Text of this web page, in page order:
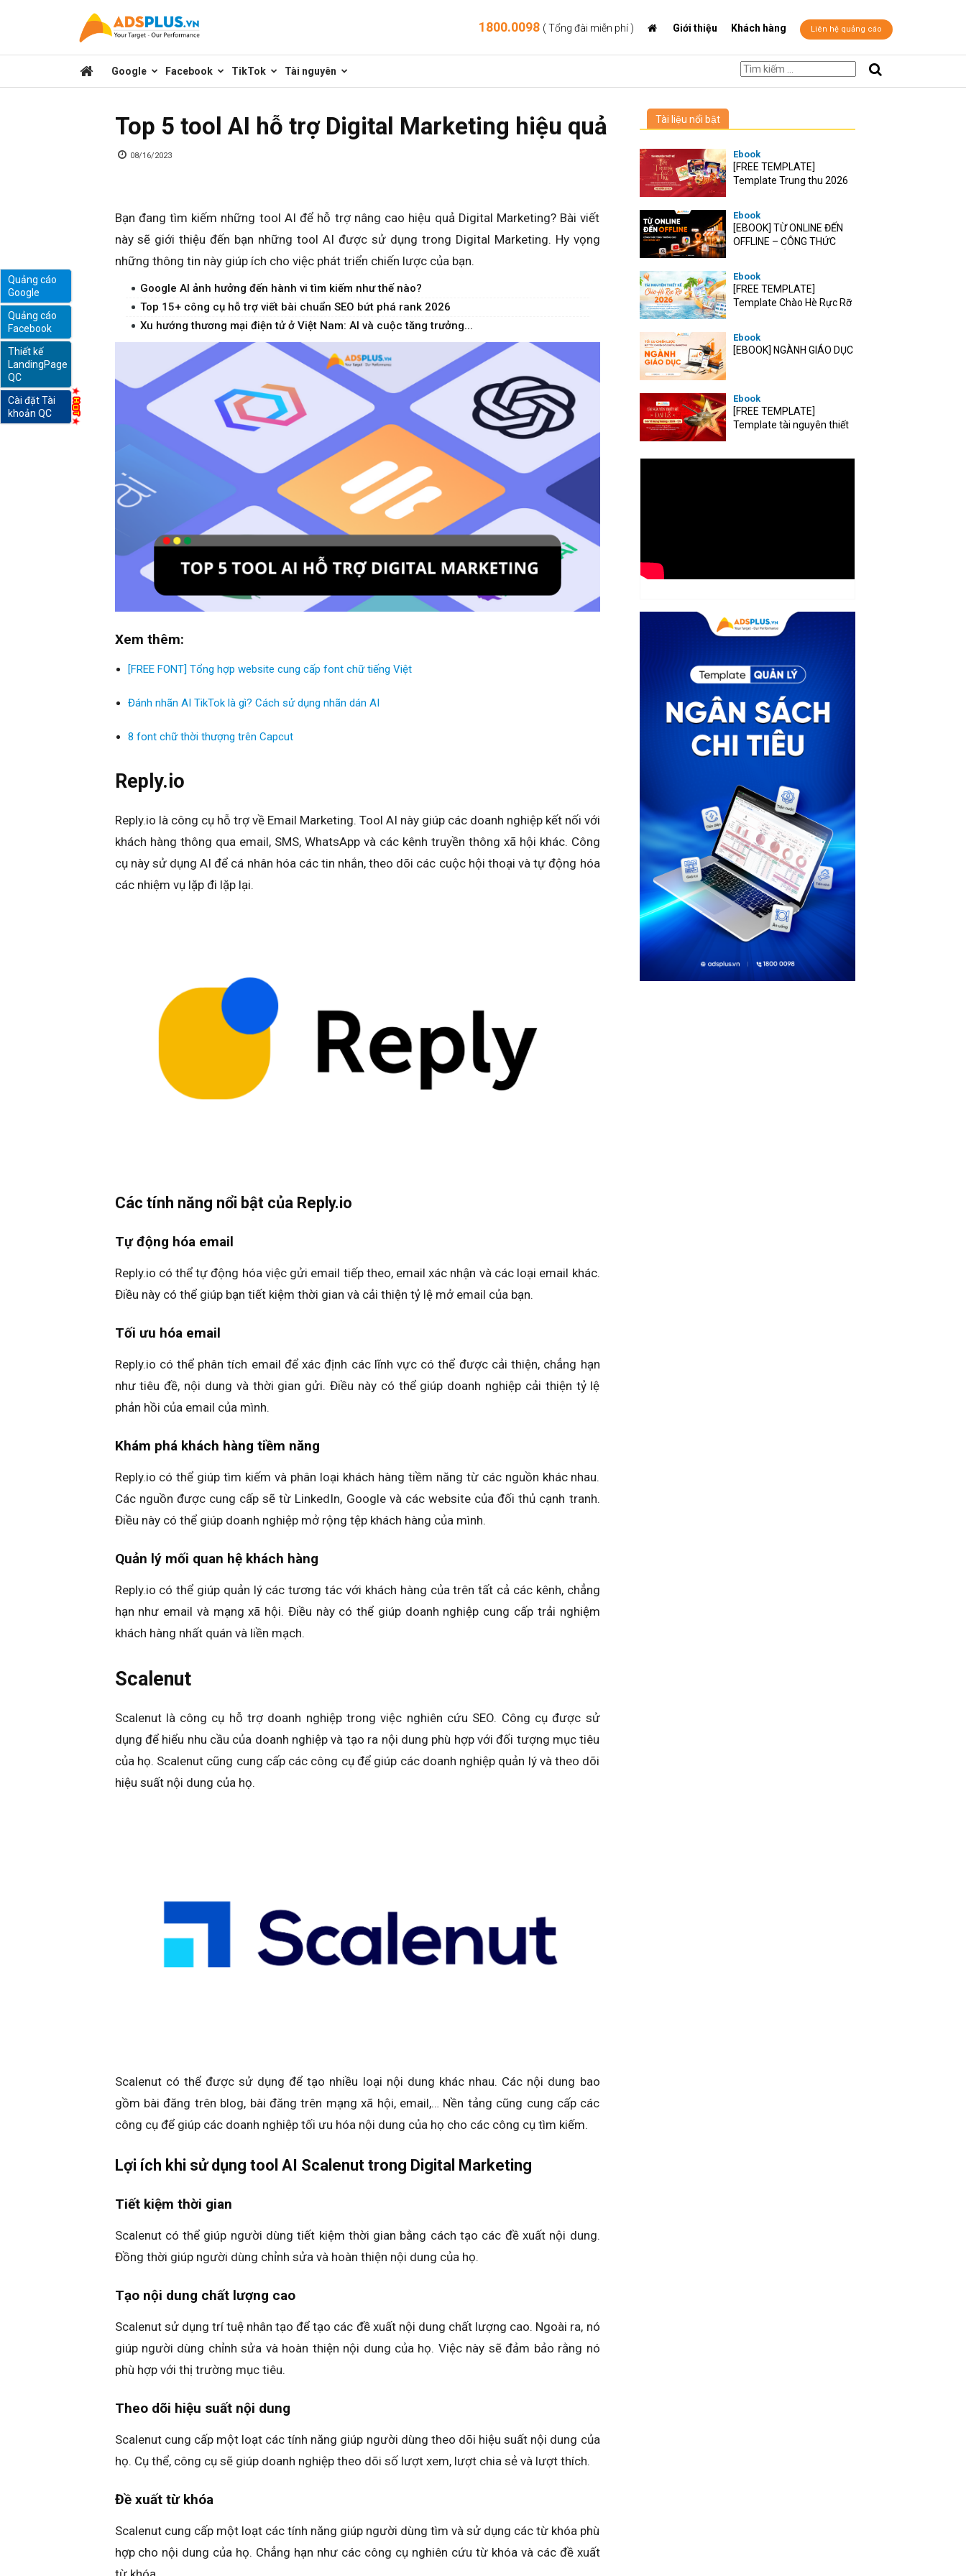
sẻ
thức
marketing
online
1800.0098 ( Tổng đài miễn phí ) Giới thiệu Khách hàng Liên hệ quảng cáo
Google Facebook TikTok Tài nguyên
Top 5 tool AI hỗ trợ Digital Marketing hiệu quả
08/16/2023
Bạn đang tìm kiếm những tool AI để hỗ trợ nâng cao hiệu quả Digital Marketing? Bài viết
này sẽ giới thiệu đến bạn những tool AI được sử dụng trong Digital Marketing. Hy vọng
những thông tin này giúp ích cho việc phát triển chiến lược của bạn.
Google AI ảnh hưởng đến hành vi tìm kiếm như thế nào?
Top 15+ công cụ hỗ trợ viết bài chuẩn SEO bứt phá rank 2026
Xu hướng thương mại điện tử ở Việt Nam: AI và cuộc tăng trưởng...
Xem thêm:
[FREE FONT] Tổng hợp website cung cấp font chữ tiếng Việt
Đánh nhãn AI TikTok là gì? Cách sử dụng nhãn dán AI
8 font chữ thời thượng trên Capcut
Reply.io
Reply.io là công cụ hỗ trợ về Email Marketing. Tool AI này giúp các doanh nghiệp kết nối với
khách hàng thông qua email, SMS, WhatsApp và các kênh truyền thông xã hội khác. Công
cụ này sử dụng AI để cá nhân hóa các tin nhắn, theo dõi các cuộc hội thoại và tự động hóa
các nhiệm vụ lặp đi lặp lại.
Các tính năng nổi bật của Reply.io
Tự động hóa email
Reply.io có thể tự động hóa việc gửi email tiếp theo, email xác nhận và các loại email khác.
Điều này có thể giúp bạn tiết kiệm thời gian và cải thiện tỷ lệ mở email của bạn.
Tối ưu hóa email
Reply.io có thể phân tích email để xác định các lĩnh vực có thể được cải thiện, chẳng hạn
như tiêu đề, nội dung và thời gian gửi. Điều này có thể giúp doanh nghiệp cải thiện tỷ lệ
phản hồi của email của mình.
Khám phá khách hàng tiềm năng
Reply.io có thể giúp tìm kiếm và phân loại khách hàng tiềm năng từ các nguồn khác nhau.
Các nguồn được cung cấp sẽ từ LinkedIn, Google và các website của đối thủ cạnh tranh.
Điều này có thể giúp doanh nghiệp mở rộng tệp khách hàng của mình.
Quản lý mối quan hệ khách hàng
Reply.io có thể giúp quản lý các tương tác với khách hàng của trên tất cả các kênh, chẳng
hạn như email và mạng xã hội. Điều này có thể giúp doanh nghiệp cung cấp trải nghiệm
khách hàng nhất quán và liền mạch.
Scalenut
Scalenut là công cụ hỗ trợ doanh nghiệp trong việc nghiên cứu SEO. Công cụ được sử
dụng để hiểu nhu cầu của doanh nghiệp và tạo ra nội dung phù hợp với đối tượng mục tiêu
của họ. Scalenut cũng cung cấp các công cụ để giúp các doanh nghiệp quản lý và theo dõi
hiệu suất nội dung của họ.
Scalenut có thể được sử dụng để tạo nhiều loại nội dung khác nhau. Các nội dung bao
gồm bài đăng trên blog, bài đăng trên mạng xã hội, email,… Nền tảng cũng cung cấp các
công cụ để giúp các doanh nghiệp tối ưu hóa nội dung của họ cho các công cụ tìm kiếm.
Lợi ích khi sử dụng tool AI Scalenut trong Digital Marketing
Tiết kiệm thời gian
Scalenut có thể giúp người dùng tiết kiệm thời gian bằng cách tạo các đề xuất nội dung.
Đồng thời giúp người dùng chỉnh sửa và hoàn thiện nội dung của họ.
Tạo nội dung chất lượng cao
Scalenut sử dụng trí tuệ nhân tạo để tạo các đề xuất nội dung chất lượng cao. Ngoài ra, nó
giúp người dùng chỉnh sửa và hoàn thiện nội dung của họ. Việc này sẽ đảm bảo rằng nó
phù hợp với thị trường mục tiêu.
Theo dõi hiệu suất nội dung
Scalenut cung cấp một loạt các tính năng giúp người dùng theo dõi hiệu suất nội dung của
họ. Cụ thể, công cụ sẽ giúp doanh nghiệp theo dõi số lượt xem, lượt chia sẻ và lượt thích.
Đề xuất từ khóa
Scalenut cung cấp một loạt các tính năng giúp người dùng tìm và sử dụng các từ khóa phù
hợp cho nội dung của họ. Chẳng hạn như các công cụ nghiên cứu từ khóa và các đề xuất
Quảng cáo
Google
Quảng cáo
Facebook
Thiết kế
LandingPage
QC
Cài đặt Tài
khoản QC
Tài liệu nổi bật
Ebook
[FREE TEMPLATE]
Template Trung thu 2026
Ebook
[EBOOK] TỪ ONLINE ĐẾN
OFFLINE – CÔNG THỨC
Ebook
[FREE TEMPLATE]
Template Chào Hè Rực Rỡ
Ebook
[EBOOK] NGÀNH GIÁO DỤC
Ebook
[FREE TEMPLATE]
Template tài nguyên thiết